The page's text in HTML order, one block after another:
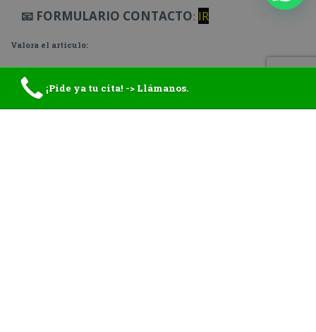
📧 FORMULARIO CONTACTO: IR
Valora el artículo:
¡Pide ya tu cita! -> Llámanos.